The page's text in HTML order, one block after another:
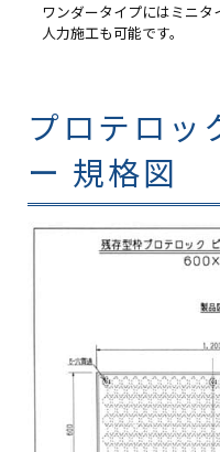
ワンダータイプにはミニ
人力施工も可能です。
プロテロッ
ー 規格図